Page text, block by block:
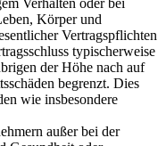
Körper und
Vertragspflichten
typischerweise
der Höhe nach auf
begrenzt. Dies
wie insbesondere
außer bei der